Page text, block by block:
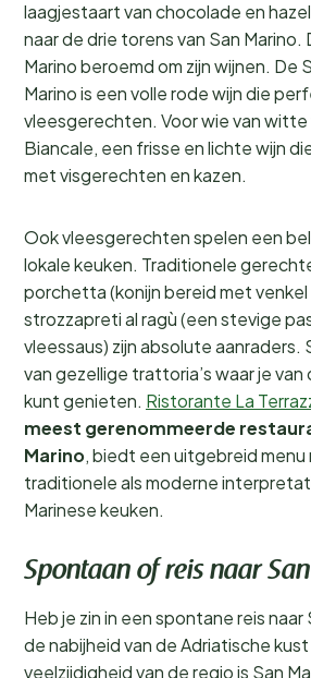
laagjestaart van chocolade en
naar de drie torens van San Marino.
Marino beroemd om zijn wijnen. De
Marino is een volle rode wijn die
vleesgerechten. Voor wie van witte
Biancale, een frisse en lichte wijn
met visgerechten en kazen.
Ook vleesgerechten spelen een
lokale keuken. Traditionele
porchetta (konijn bereid met venkel
strozzapreti al ragù (een stevige
vleessaus) zijn absolute aanraders.
van gezellige trattoria’s waar je
kunt genieten. Ristorante La
meest gerenommeerde
Marino, biedt een uitgebreid menu
traditionele als moderne
Marinese keuken.
Spontaan of reis naar
Heb je zin in een spontane reis naar
de nabijheid van de Adriatische
veelzijdigheid van de regio is San